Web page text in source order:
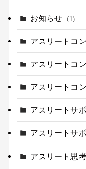
お知らせ (1)
アスリートコ
アスリートコ
アスリートコ
アスリートサ
アスリートサ
アスリート思